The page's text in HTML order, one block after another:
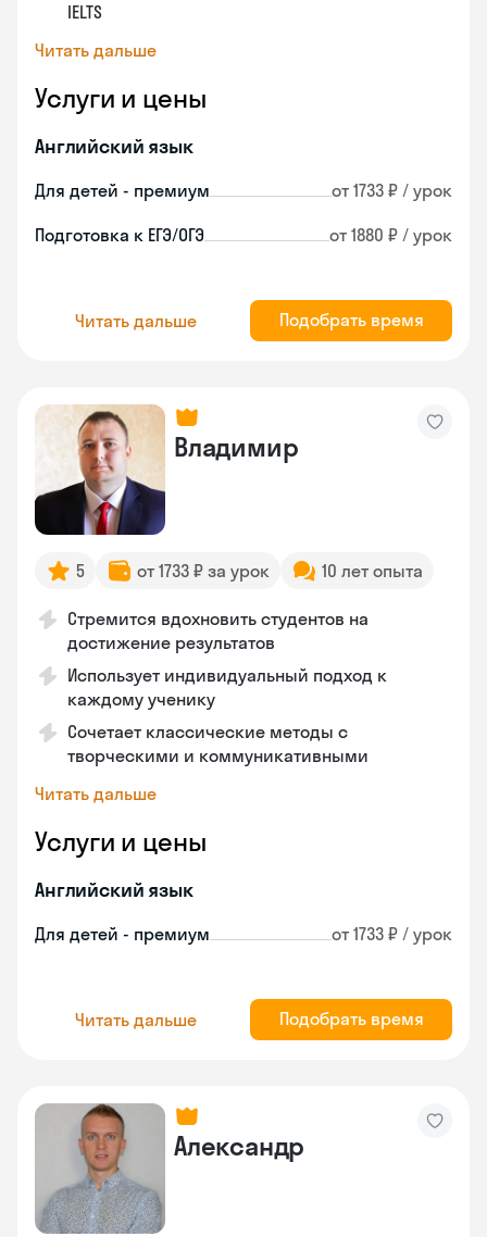
IELTS
Читать дальше
Услуги и цены
Английский язык
Для детей - премиум от 1733 ₽ / урок
Подготовка к ЕГЭ/ОГЭ от 1880 ₽ / урок
Читать дальше Подобрать время
Владимир
5 от 1733 ₽ за урок 10 лет опыта
Стремится вдохновить студентов на
достижение результатов
Использует индивидуальный подход к
каждому ученику
Сочетает классические методы с
творческими и коммуникативными
Читать дальше
Услуги и цены
Английский язык
Для детей - премиум от 1733 ₽ / урок
Читать дальше Подобрать время
Александр